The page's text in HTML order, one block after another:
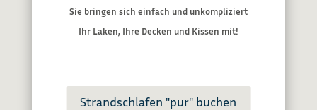
Sie bringen sich einfach und unkompliziert
Ihr Laken, Ihre Decken und Kissen mit!
Strandschlafen "pur" buchen